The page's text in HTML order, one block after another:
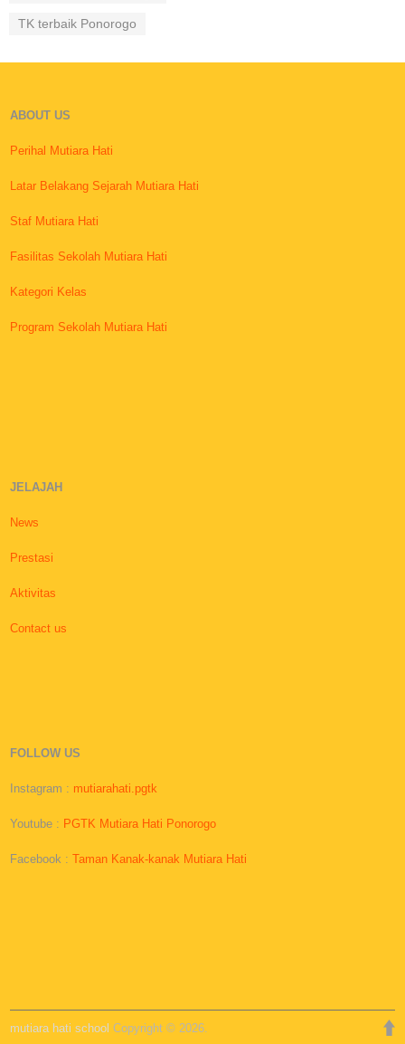
TK terbaik Ponorogo
ABOUT US
Perihal Mutiara Hati
Latar Belakang Sejarah Mutiara Hati
Staf Mutiara Hati
Fasilitas Sekolah Mutiara Hati
Kategori Kelas
Program Sekolah Mutiara Hati
JELAJAH
News
Prestasi
Aktivitas
Contact us
FOLLOW US
Instagram : mutiarahati.pgtk
Youtube : PGTK Mutiara Hati Ponorogo
Facebook :Taman Kanak-kanak Mutiara Hati
mutiara hati school Copyright © 2026.